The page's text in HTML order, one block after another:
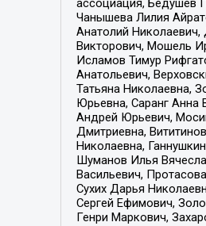
ассоциация, Бедушев
Чанышева Лилия
Анатолий Николаевич,
Викторович, Мошель
Исламов Тимур
Анатольевич,
Татьяна Николаевна,
Юрьевна, Саранг Анна
Андрей Юрьевич,
Дмитриевна,
Николаевна,
Шуманов Илья
Васильевич,
Сухих Дарья
Сергей Ефимович,
Генри Маркович,